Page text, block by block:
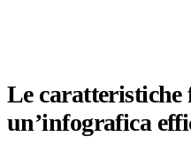
Le
un’infografica